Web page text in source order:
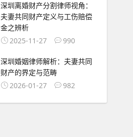
深圳离婚财产分割律师视角：
夫妻共同财产定义与工伤赔偿
金之辨析
2025-11-27
990
深圳婚姻律师解析：夫妻共同
财产的界定与范畴
2026-01-27
982